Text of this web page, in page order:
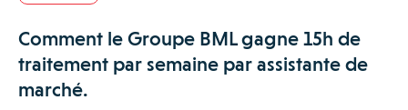
Comment le Groupe BML gagne 15h de
traitement par semaine par assistante de
marché.